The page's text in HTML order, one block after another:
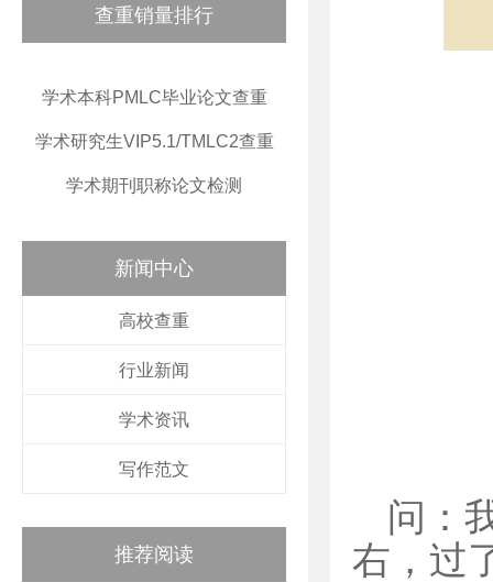
查重销量排行
学术本科PMLC毕业论文查重
学术研究生VIP5.1/TMLC2查重
学术期刊职称论文检测
新闻中心
高校查重
行业新闻
学术资讯
写作范文
推荐阅读
问：
右，过